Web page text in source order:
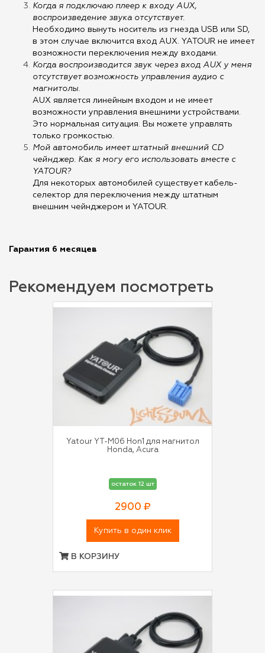
Когда я подключаю плеер к входу AUX,
воспроизведение звука отсутствует.
Необходимо вынуть носитель из гнезда USB или SD,
в этом случае включится вход AUX. YATOUR не имеет
возможности переключения между входами.
Когда воспроизводится звук через вход AUX у меня
отсутствует возможность управления аудио с
магнитолы.
AUX является линейным входом и не имеет
возможности управления внешними устройствами.
Это нормальная ситуация. Вы можете управлять
только громкостью.
Мой автомобиль имеет штатный внешний CD
чейнджер. Как я могу его использовать вместе с
YATOUR?
Для некоторых автомобилей существует кабель-
селектор для переключения между штатным
внешним чейнджером и YATOUR.
Гарантия 6 месяцев
Рекомендуем посмотреть
Yatour YT-M06 Hon1 для магнитол
Honda, Acura
остаток 12 шт
2900 ₽
Купить в один клик
В КОРЗИНУ